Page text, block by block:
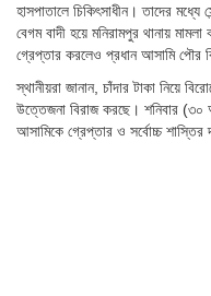
হাসপাতালে চিকিৎসাধীন। তাদের
বেগম বাদী হয়ে মনিরামপুর থানায়
গ্রেপ্তার করলেও প্রধান আসামি পৌর
স্থানীয়রা জানান, চাঁদার টাকা নিয়ে
উত্তেজনা বিরাজ করছে। শনিবার (৩০
আসামিকে গ্রেপ্তার ও সর্বোচ্চ শাস্তির